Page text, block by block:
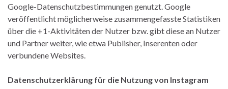
Google-Datenschutzbestimmungen genutzt. Google
veröffentlicht möglicherweise zusammengefasste Statistiken
über die +1-Aktivitäten der Nutzer bzw. gibt diese an Nutzer
und Partner weiter, wie etwa Publisher, Inserenten oder
verbundene Websites.
Datenschutzerklärung für die Nutzung von Instagram